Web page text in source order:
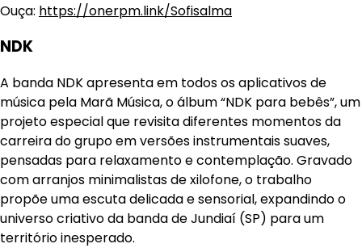
Ouça: https://onerpm.link/Sofisalma
NDK
A banda NDK apresenta em todos os aplicativos de
música pela Marã Música, o álbum “NDK para bebês”, um
projeto especial que revisita diferentes momentos da
carreira do grupo em versões instrumentais suaves,
pensadas para relaxamento e contemplação. Gravado
com arranjos minimalistas de xilofone, o trabalho
propõe uma escuta delicada e sensorial, expandindo o
universo criativo da banda de Jundiaí (SP) para um
território inesperado.